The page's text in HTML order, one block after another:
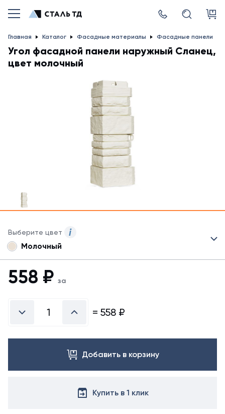
Главная Каталог Фасадные материалы Фасадные панели
Угол фасадной панели наружный Сланец,
цвет молочный
Выберите цвет
данного
могут
цвета.
Для
заказа
другого
обратитесь
Молочный
558 ₽ за
= 558 ₽
Добавить в корзину
Купить в 1 клик